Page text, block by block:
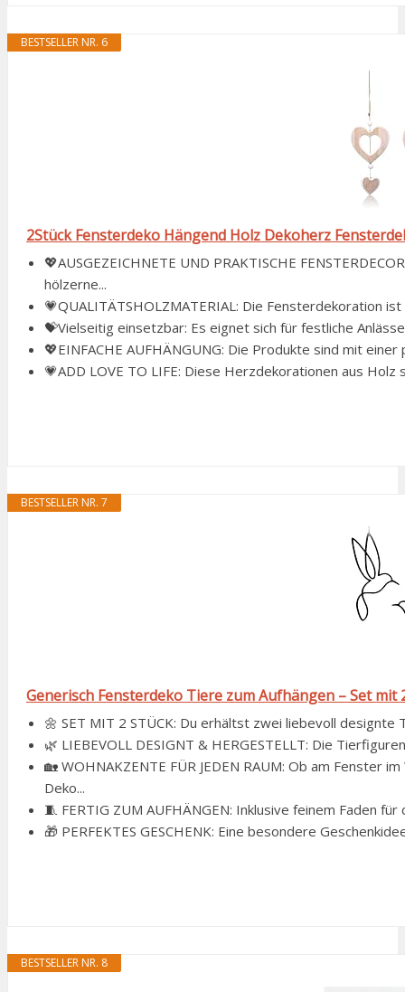
BESTSELLER NR. 6
2Stück Fensterdeko Hängend Holz Dekoherz
💖AUSGEZEICHNETE UND PRAKTISCHE
hölzerne...
💗QUALITÄTSHOLZMATERIAL: Die Fensterdekoration
💝Vielseitig einsetzbar: Es eignet sich für festliche
💖EINFACHE AUFHÄNGUNG: Die Produkte sind mit
💗ADD LOVE TO LIFE: Diese Herzdekorationen aus Holz
BESTSELLER NR. 7
Generisch Fensterdeko Tiere zum Aufhängen – Set
🌼 SET MIT 2 STÜCK: Du erhältst zwei liebevoll designte
🌿 LIEBEVOLL DESIGNT & HERGESTELLT: Die
🏡 WOHNAKZENTE FÜR JEDEN RAUM: Ob am Fenster
Deko...
🧵 FERTIG ZUM AUFHÄNGEN: Inklusive feinem Faden
🎁 PERFEKTES GESCHENK: Eine besondere
BESTSELLER NR. 8